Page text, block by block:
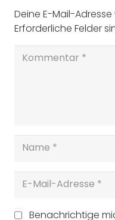
Deine E-Mail-
Erforderliche Felder
Benachrichtige